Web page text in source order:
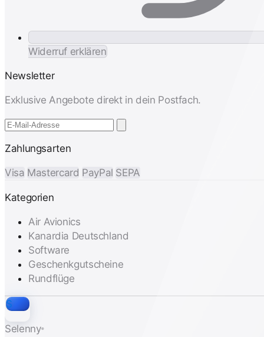
Widerruf erklären
Newsletter
Exklusive Angebote direkt in dein Postfach.
Zahlungsarten
Visa Mastercard PayPal SEPA
Kategorien
Air Avionics
Kanardia Deutschland
Software
Geschenkgutscheine
Rundflüge
S
Selenny®